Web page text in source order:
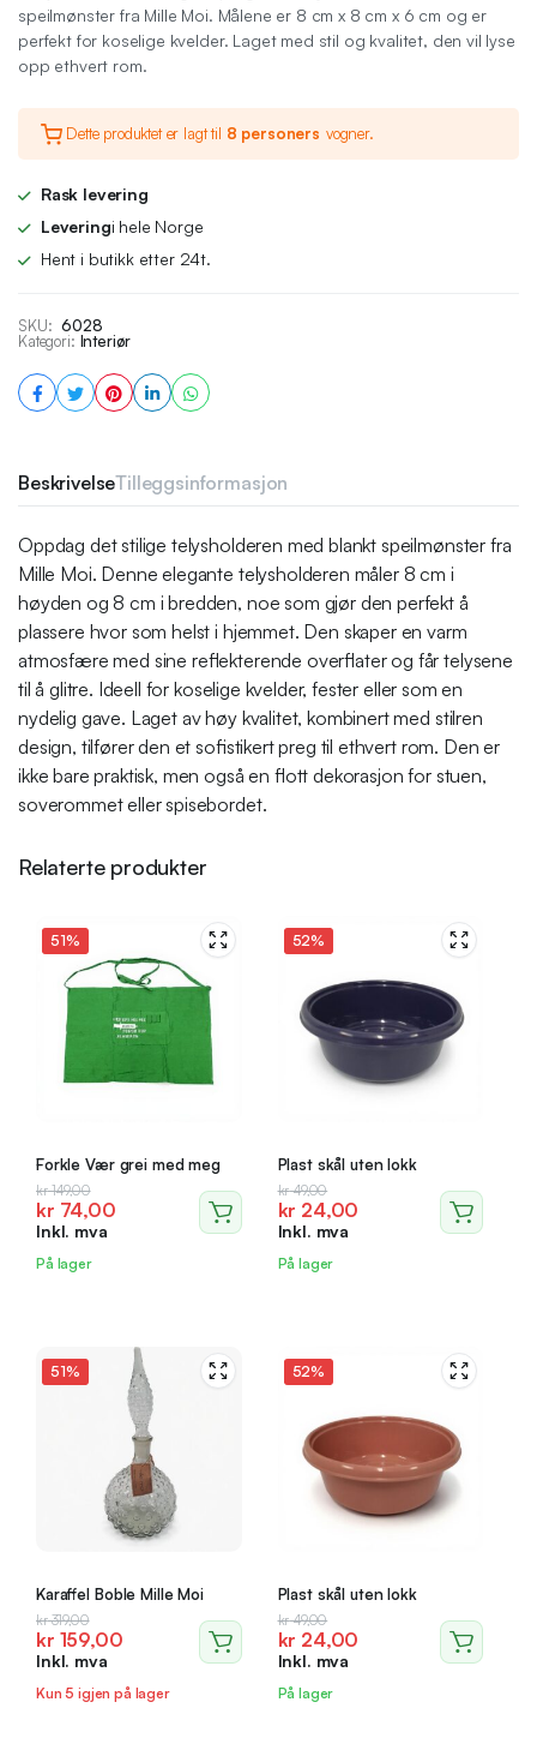
pris
var:
kr 79,00.
pris
er:
kr 39,00.
speilmønster fra Mille Moi. Målene er 8 cm x 8 cm x 6 cm og er
perfekt for koselige kvelder. Laget med stil og kvalitet, den vil lyse
opp ethvert rom.
Dette produktet er lagt til 8 personers vogner.
Rask levering
Leveringi hele Norge
Hent i butikk etter 24t.
SKU: 6028
Kategori: Interiør
BeskrivelseTilleggsinformasjon
Oppdag det stilige telysholderen med blankt speilmønster fra
Mille Moi. Denne elegante telysholderen måler 8 cm i
høyden og 8 cm i bredden, noe som gjør den perfekt å
plassere hvor som helst i hjemmet. Den skaper en varm
atmosfære med sine reflekterende overflater og får telysene
til å glitre. Ideell for koselige kvelder, fester eller som en
nydelig gave. Laget av høy kvalitet, kombinert med stilren
design, tilfører den et sofistikert preg til ethvert rom. Den er
ikke bare praktisk, men også en flott dekorasjon for stuen,
soverommet eller spisebordet.
Relaterte produkter
51%
Forkle Vær grei med meg
kr149,00
Opprinnelig
pris
var:
kr 149,00.
kr 74,00
Nåværende
pris
er:
kr 74,00.
Inkl. mva
På lager
52%
Plast skål uten lokk
kr49,00
Opprinnelig
pris
var:
kr 49,00.
kr 24,00
Nåværende
pris
er:
kr 24,00.
Inkl. mva
På lager
51%
Karaffel Boble Mille Moi
kr319,00
Opprinnelig
pris
var:
kr 319,00.
kr 159,00
Nåværende
pris
er:
kr 159,00.
Inkl. mva
Kun 5 igjen på lager
52%
Plast skål uten lokk
kr49,00
Opprinnelig
pris
var:
kr 49,00.
kr 24,00
Nåværende
pris
er:
kr 24,00.
Inkl. mva
På lager